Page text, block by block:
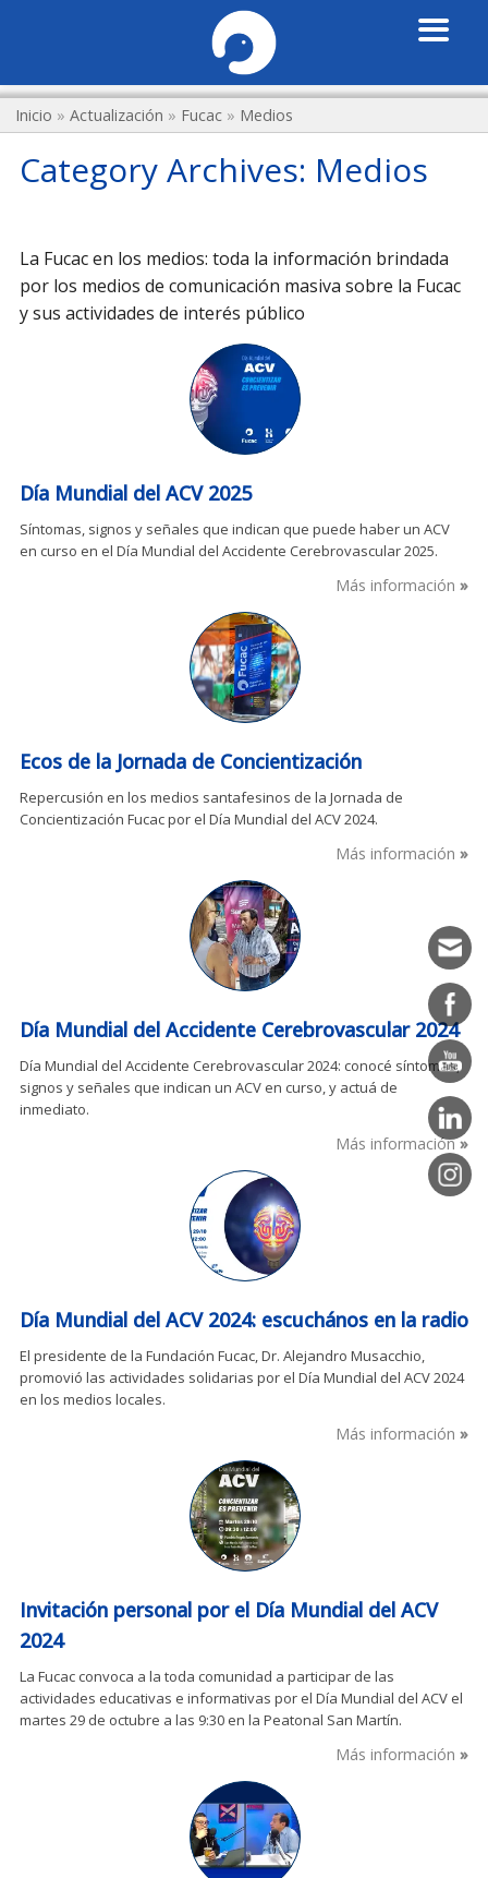
Inicio »Actualización » Fucac » Medios
Category Archives: Medios
La Fucac en los medios: toda la información brindada
por los medios de comunicación masiva sobre la Fucac
y sus actividades de interés público
Día Mundial del ACV 2025
Síntomas, signos y señales que indican que puede haber un ACV
en curso en el Día Mundial del Accidente Cerebrovascular 2025.
Más información
Ecos de la Jornada de Concientización
Repercusión en los medios santafesinos de la Jornada de
Concientización Fucac por el Día Mundial del ACV 2024.
Más información
Día Mundial del Accidente Cerebrovascular 2024
Día Mundial del Accidente Cerebrovascular 2024: conocé síntomas,
signos y señales que indican un ACV en curso, y actuá de
inmediato.
Más información
Día Mundial del ACV 2024: escuchános en la radio
El presidente de la Fundación Fucac, Dr. Alejandro Musacchio,
promovió las actividades solidarias por el Día Mundial del ACV 2024
en los medios locales.
Más información
Invitación personal por el Día Mundial del ACV
2024
La Fucac convoca a la toda comunidad a participar de las
actividades educativas e informativas por el Día Mundial del ACV el
martes 29 de octubre a las 9:30 en la Peatonal San Martín.
Más información